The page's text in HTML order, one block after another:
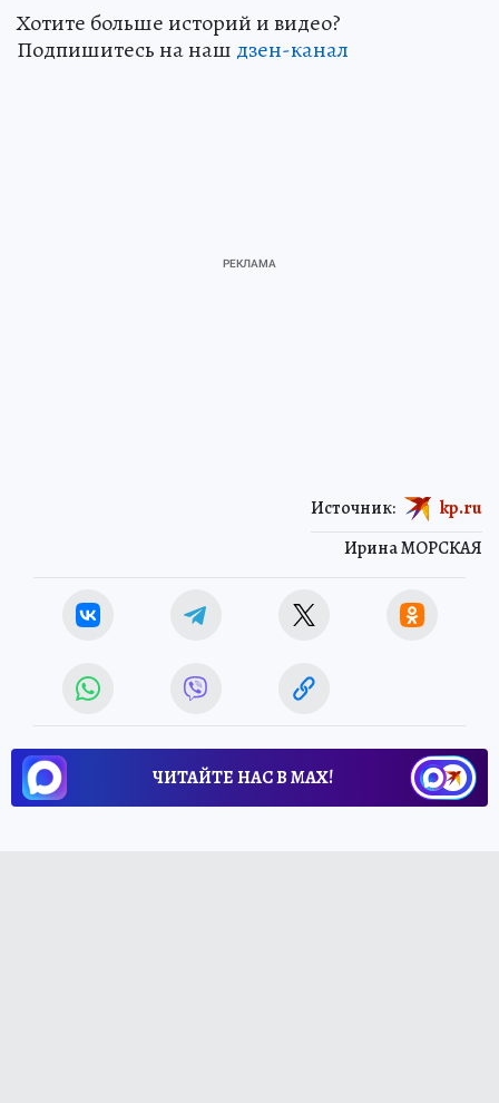
Хотите больше историй и видео?
Подпишитесь на наш дзен-канал
Ирина МОРСКАЯ
Источник: kp.ru
ЧИТАЙТЕ НАС В МАХ!